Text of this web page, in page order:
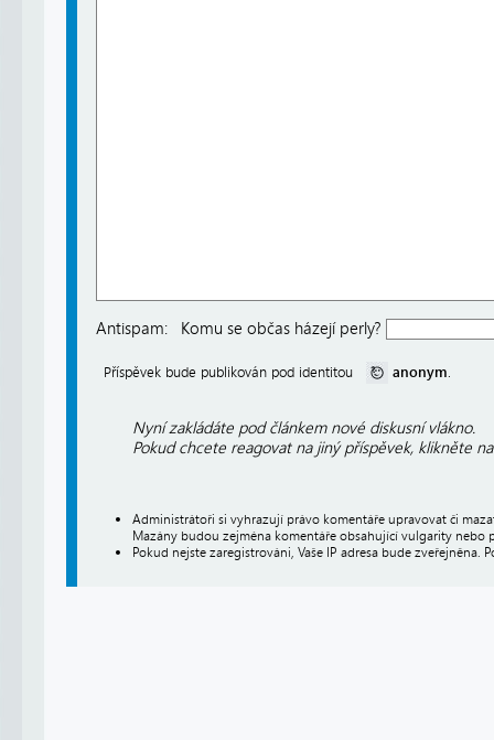
Antispam: Komu se občas házejí perly?
Příspěvek bude publikován pod identitou anonym.
Nyní zakládáte pod článkem nové diskusní vlákno.
Pokud chcete reagovat na jiný příspěvek, klikněte
Administrátoři si vyhrazují právo komentáře upravovat či
Mazány budou zejména komentáře obsahující vulgarity nebo
Pokud nejste zaregistrováni, Vaše IP adresa bude